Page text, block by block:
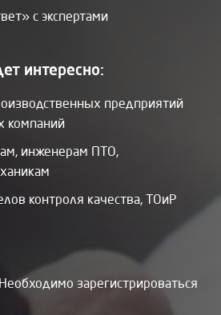
с экспертами
интересно:
предприятий
компаний
инженерам ПТО,
контроля качества, ТОиР
зарегистрироваться